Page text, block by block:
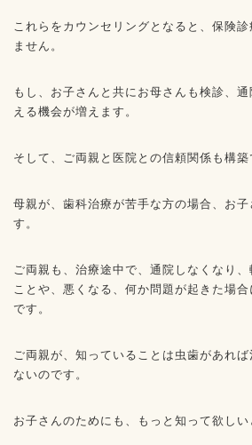
これらをカウンセリングとなると、保険
ません。
もし、お子さんと共にお母さんも検診、
える機会が増えます。
そして、ご両親と医院との信頼関係も構築
母親が、歯科治療が苦手な方の場合、お
す。
ご両親も、治療途中で、通院しなくなり
ことや、悪くなる、何か問題が起きた場
です。
ご両親が、知っていることは虫歯があれ
ないのです。
お子さんのためにも、もっと知って欲しい